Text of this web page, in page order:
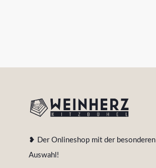
❥ Der Onlineshop mit der besonderen
Auswahl!